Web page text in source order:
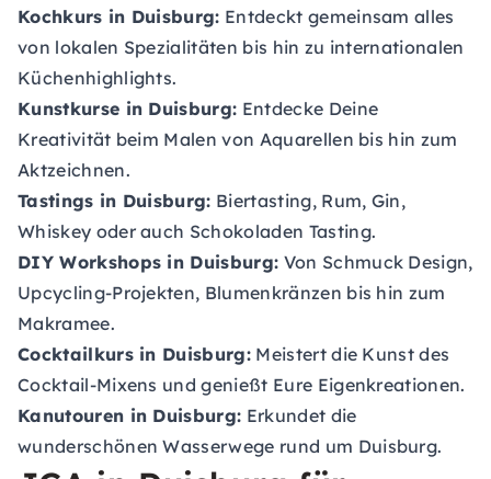
Kochkurs in Duisburg: Entdeckt gemeinsam alles
von lokalen Spezialitäten bis hin zu internationalen
Küchenhighlights.
Kunstkurse in Duisburg: Entdecke Deine
Kreativität beim Malen von Aquarellen bis hin zum
Aktzeichnen.
Tastings in Duisburg: Biertasting, Rum, Gin,
Whiskey oder auch Schokoladen Tasting.
DIY Workshops in Duisburg: Von Schmuck Design,
Upcycling-Projekten, Blumenkränzen bis hin zum
Makramee.
Cocktailkurs in Duisburg: Meistert die Kunst des
Cocktail-Mixens und genießt Eure Eigenkreationen.
Kanutouren in Duisburg: Erkundet die
wunderschönen Wasserwege rund um Duisburg.